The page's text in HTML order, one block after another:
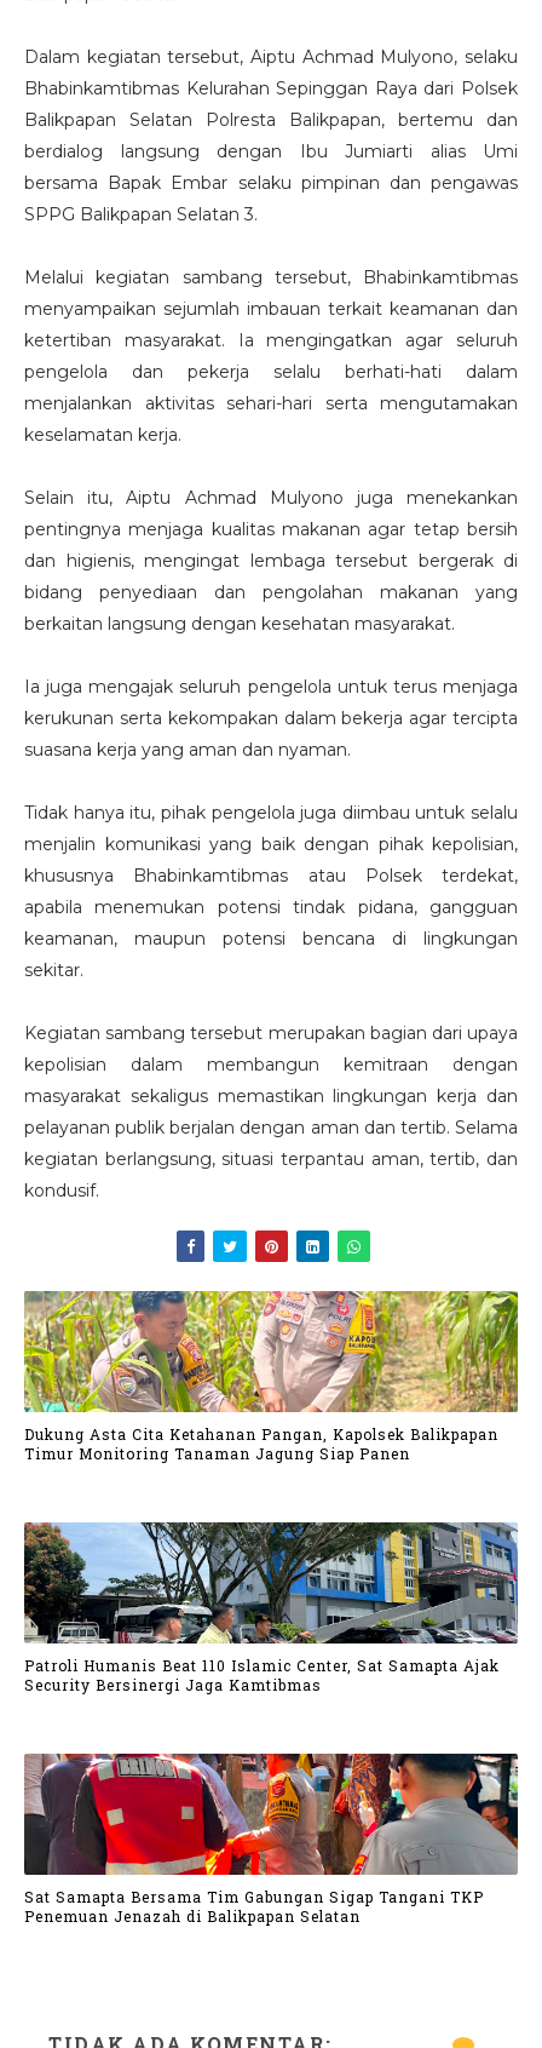
Dalam kegiatan tersebut, Aiptu Achmad Mulyono, selaku
Bhabinkamtibmas Kelurahan Sepinggan Raya dari Polsek
Balikpapan Selatan Polresta Balikpapan, bertemu dan
berdialog langsung dengan
Ibu Jumiarti alias Umi
bersama
Bapak Embar selaku pimpinan dan pengawas
SPPG Balikpapan Selatan 3.
Melalui kegiatan sambang tersebut, Bhabinkamtibmas
menyampaikan sejumlah imbauan terkait keamanan dan
ketertiban masyarakat. Ia mengingatkan agar seluruh
pengelola dan pekerja selalu berhati-hati dalam
menjalankan aktivitas sehari-hari serta mengutamakan
keselamatan kerja.
Selain itu, Aiptu Achmad Mulyono juga menekankan
pentingnya menjaga kualitas makanan agar tetap bersih
dan higienis, mengingat lembaga tersebut bergerak di
bidang penyediaan dan pengolahan makanan yang
berkaitan langsung dengan kesehatan masyarakat.
Ia juga mengajak seluruh pengelola untuk terus menjaga
kerukunan serta kekompakan dalam bekerja agar tercipta
suasana kerja yang aman dan nyaman.
Tidak hanya itu, pihak pengelola juga diimbau untuk selalu
menjalin komunikasi yang baik dengan pihak kepolisian,
khususnya Bhabinkamtibmas atau Polsek terdekat,
apabila menemukan potensi tindak pidana, gangguan
keamanan, maupun potensi bencana di lingkungan
sekitar.
Kegiatan sambang tersebut merupakan bagian dari upaya
kepolisian dalam membangun kemitraan dengan
masyarakat sekaligus memastikan lingkungan kerja dan
pelayanan publik berjalan dengan aman dan tertib. Selama
kegiatan berlangsung, situasi terpantau aman, tertib, dan
kondusif.
Dukung Asta Cita Ketahanan Pangan, Kapolsek Balikpapan
Timur Monitoring Tanaman Jagung Siap Panen
Patroli Humanis Beat 110 Islamic Center, Sat Samapta Ajak
Security Bersinergi Jaga Kamtibmas
Sat Samapta Bersama Tim Gabungan Sigap Tangani TKP
Penemuan Jenazah di Balikpapan Selatan